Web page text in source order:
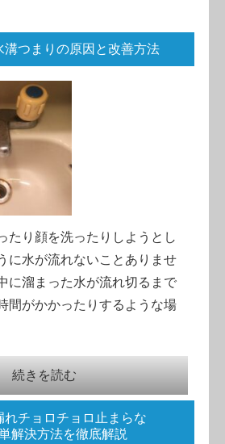
溝つまりの原因と改善方法
たり顔を洗ったりしようとし
に水が流れないことありませ
に溜まった水が流れ切るまで
間がかかったりするような場
続きを読む
れチョロチョロ止まらな
解決方法を徹底解説